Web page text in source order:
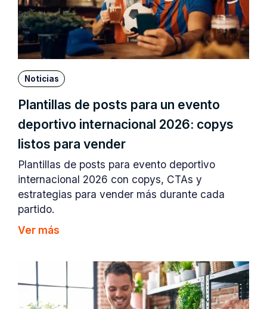
Noticias
Plantillas de posts para un evento
deportivo internacional 2026: copys
listos para vender
Plantillas de posts para evento deportivo
internacional 2026 con copys, CTAs y
estrategias para vender más durante cada
partido.
Ver más